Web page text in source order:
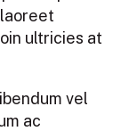
ultricies at
vel
ac